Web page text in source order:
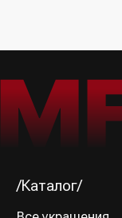
/Способы оплаты/
ИНН 781139004429